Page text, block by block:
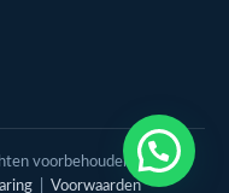
appje
voorbehouden. |
| Voorwaarden